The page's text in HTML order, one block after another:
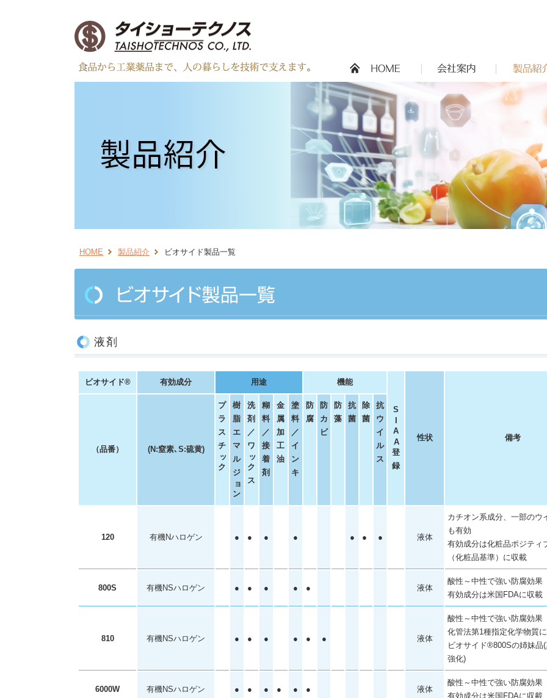
HOME 製品紹介 ビオサイド製品一覧
液剤
ビオサイド® 有効成分 用途 機能
S
A
A
登
録
性状
備考
（品番）
(N:窒素､S:硫黄)
プ
ラ
ス
チ
ッ
ク
樹
脂
エ
マ
ル
ジ
ョ
ン
洗
剤
／
ワ
ッ
ク
ス
糊
料
／
接
着
剤
金
属
加
工
油
塗
料
／
イ
ン
キ
防
腐
防
カ
ビ
防
藻
抗
菌
除
菌
抗
ウ
イ
ル
ス
120 有機Nハロゲン ● ● ● ● ● ● ● 液体
カチオン系成分、一部のウ
も有効
有効成分は化粧品ポジティ
（化粧品基準）に収載
800S 有機NSハロゲン ● ● ● ● ● 液体
酸性～中性で強い防腐効果
有効成分は米国FDAに収載
810 有機NSハロゲン ● ● ● ● ● ● 液体
酸性～中性で強い防腐効果
化管法第1種指定化学物質
ビオサイド®800Sの姉妹品
強化)
6000W 有機NSハロゲン ● ● ● ● ● ● 液体
酸性～中性で強い防腐効果
有効成分は米国FDAに収載